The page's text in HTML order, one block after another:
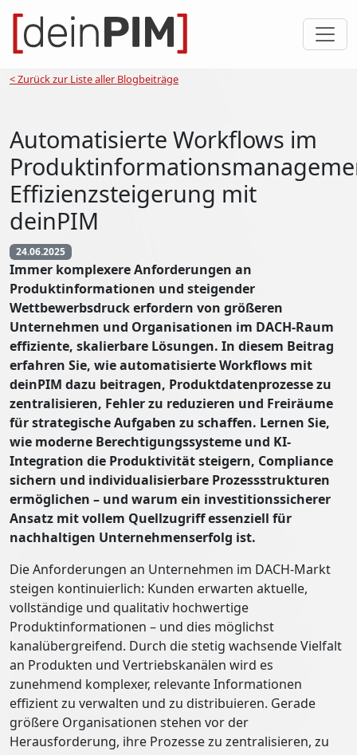
< Zurück zur Liste aller Blogbeiträge
Automatisierte Workflows im
Effizienzsteigerung mit
deinPIM
24.06.2025
Immer komplexere Anforderungen an
Produktinformationen und steigender
Wettbewerbsdruck erfordern von größeren
Unternehmen und Organisationen im DACH-Raum
effiziente, skalierbare Lösungen. In diesem Beitrag
erfahren Sie, wie automatisierte Workflows mit
deinPIM dazu beitragen, Produktdatenprozesse zu
zentralisieren, Fehler zu reduzieren und Freiräume
für strategische Aufgaben zu schaffen. Lernen Sie,
wie moderne Berechtigungssysteme und KI-
Integration die Produktivität steigern, Compliance
sichern und individualisierbare Prozessstrukturen
ermöglichen – und warum ein investitionssicherer
Ansatz mit vollem Quellzugriff essenziell für
nachhaltigen Unternehmenserfolg ist.
Die Anforderungen an Unternehmen im DACH-Markt
steigen kontinuierlich: Kunden erwarten aktuelle,
vollständige und qualitativ hochwertige
Produktinformationen – und dies möglichst
kanalübergreifend. Durch die stetig wachsende Vielfalt
an Produkten und Vertriebskanälen wird es
zunehmend komplexer, relevante Informationen
effizient zu verwalten und zu distribuieren. Gerade
größere Organisationen stehen vor der
Herausforderung, ihre Prozesse zu zentralisieren, zu